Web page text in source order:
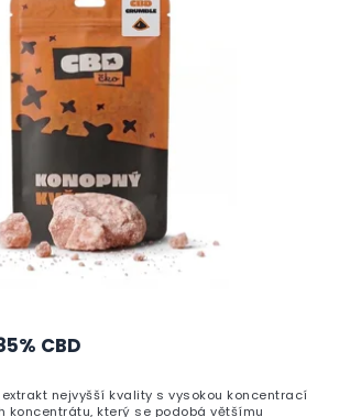
CBD
extrakt nejvyšší kvality s vysokou koncentrací
koncentrátu, který se podobá většímu